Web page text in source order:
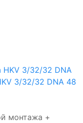
3/32/32 DNA 48
монтажа +